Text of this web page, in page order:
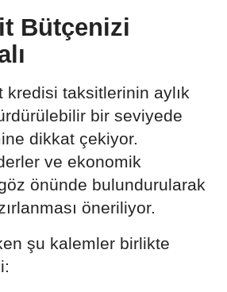
Bütçenizi
kredisi taksitlerinin aylık
bir seviyede
dikkat çekiyor.
ve ekonomik
önünde bulundurularak
öneriliyor.
şu kalemler birlikte